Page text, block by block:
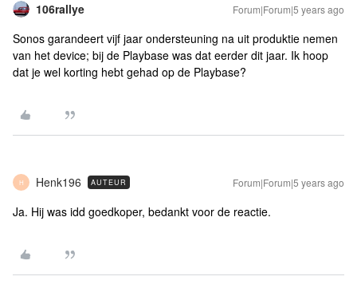
106rallye Forum|Forum|5 years ago
Sonos garandeert vijf jaar ondersteuning na uit produktie nemen
van het device; bij de Playbase was dat eerder dit jaar. Ik hoop
dat je wel korting hebt gehad op de Playbase?
H Henk196 AUTEUR Forum|Forum|5 years ago
Ja. Hij was idd goedkoper, bedankt voor de reactie.